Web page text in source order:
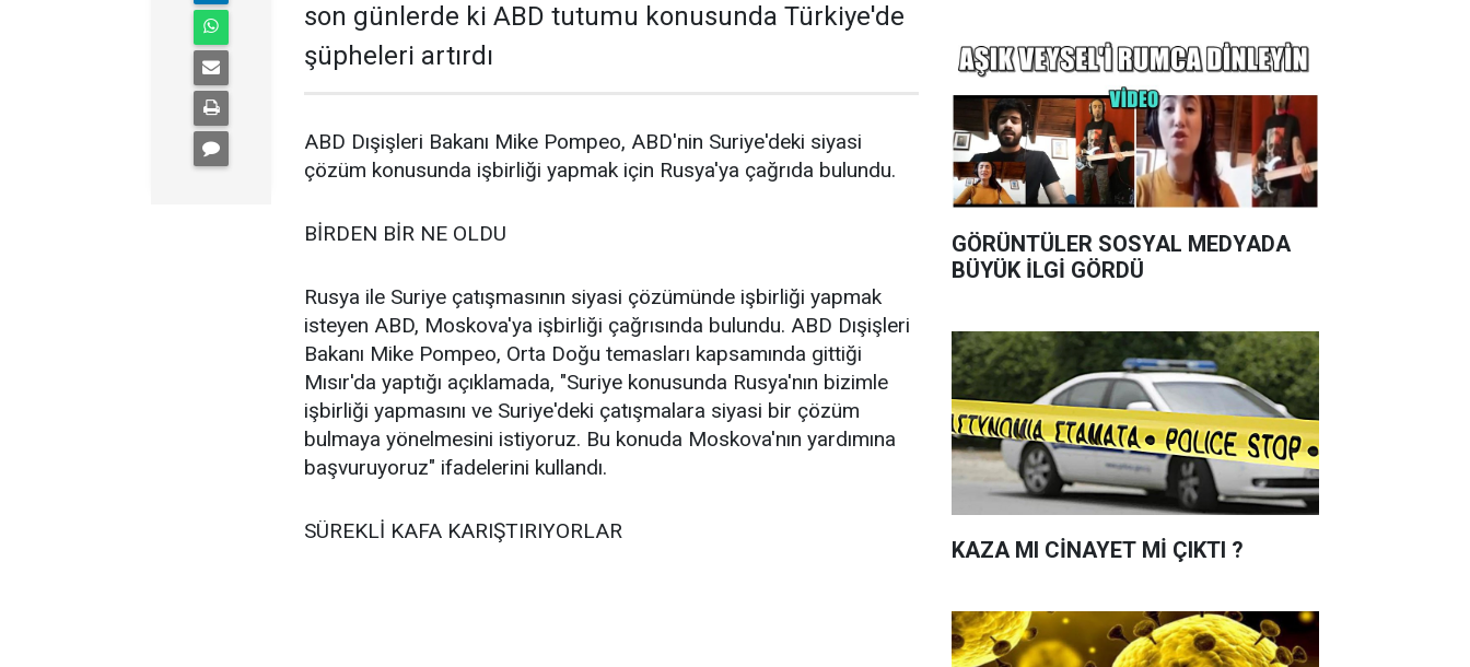
son günlerde ki ABD tutumu konusunda Türkiye'de
şüpheleri artırdı
ABD Dışişleri Bakanı Mike Pompeo, ABD'nin Suriye'deki siyasi
çözüm konusunda işbirliği yapmak için Rusya'ya çağrıda bulundu.
BİRDEN BİR NE OLDU
Rusya ile Suriye çatışmasının siyasi çözümünde işbirliği yapmak
isteyen ABD, Moskova'ya işbirliği çağrısında bulundu. ABD Dışişleri
Bakanı Mike Pompeo, Orta Doğu temasları kapsamında gittiği
Mısır'da yaptığı açıklamada, "Suriye konusunda Rusya'nın bizimle
işbirliği yapmasını ve Suriye'deki çatışmalara siyasi bir çözüm
bulmaya yönelmesini istiyoruz. Bu konuda Moskova'nın yardımına
başvuruyoruz" ifadelerini kullandı.
SÜREKLİ KAFA KARIŞTIRIYORLAR
GÖRÜNTÜLER SOSYAL MEDYADA
BÜYÜK İLGİ GÖRDÜ
KAZA MI CİNAYET Mİ ÇIKTI ?